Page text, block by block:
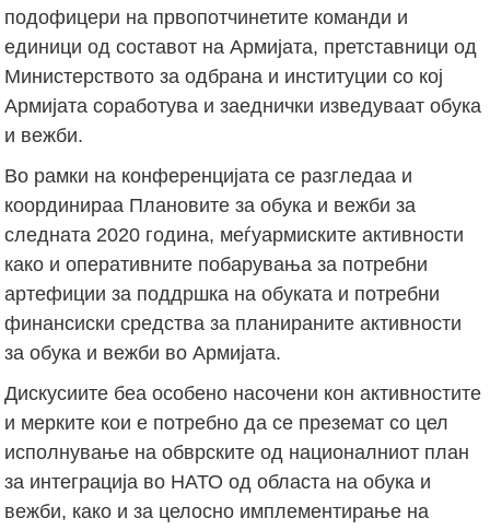
подофицери на првопотчинетите команди и
единици од составот на Армијата, претставници од
Министерството за одбрана и институции со кој
Армијата соработува и заеднички изведуваат обука
и вежби.
Во рамки на конференцијата се разгледаа и
координираа Плановите за обука и вежби за
следната 2020 година, меѓуармиските активности
како и оперативните побарувања за потребни
артефиции за поддршка на обуката и потребни
финансиски средства за планираните активности
за обука и вежби во Армијата.
Дискусиите беа особено насочени кон активностите
и мерките кои е потребно да се преземат со цел
исполнување на обврските од националниот план
за интеграција во НАТО од областа на обука и
вежби, како и за целосно имплементирање на